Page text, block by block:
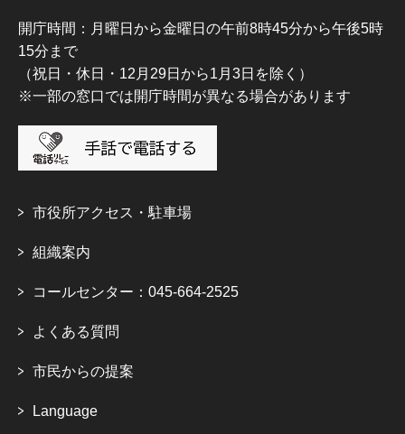
開庁時間：月曜日から金曜日の午前8時45分から午後5時
15分まで
（祝日・休日・12月29日から1月3日を除く）
※一部の窓口では開庁時間が異なる場合があります
市役所アクセス・駐車場
組織案内
コールセンター：045-664-2525
よくある質問
市民からの提案
Language